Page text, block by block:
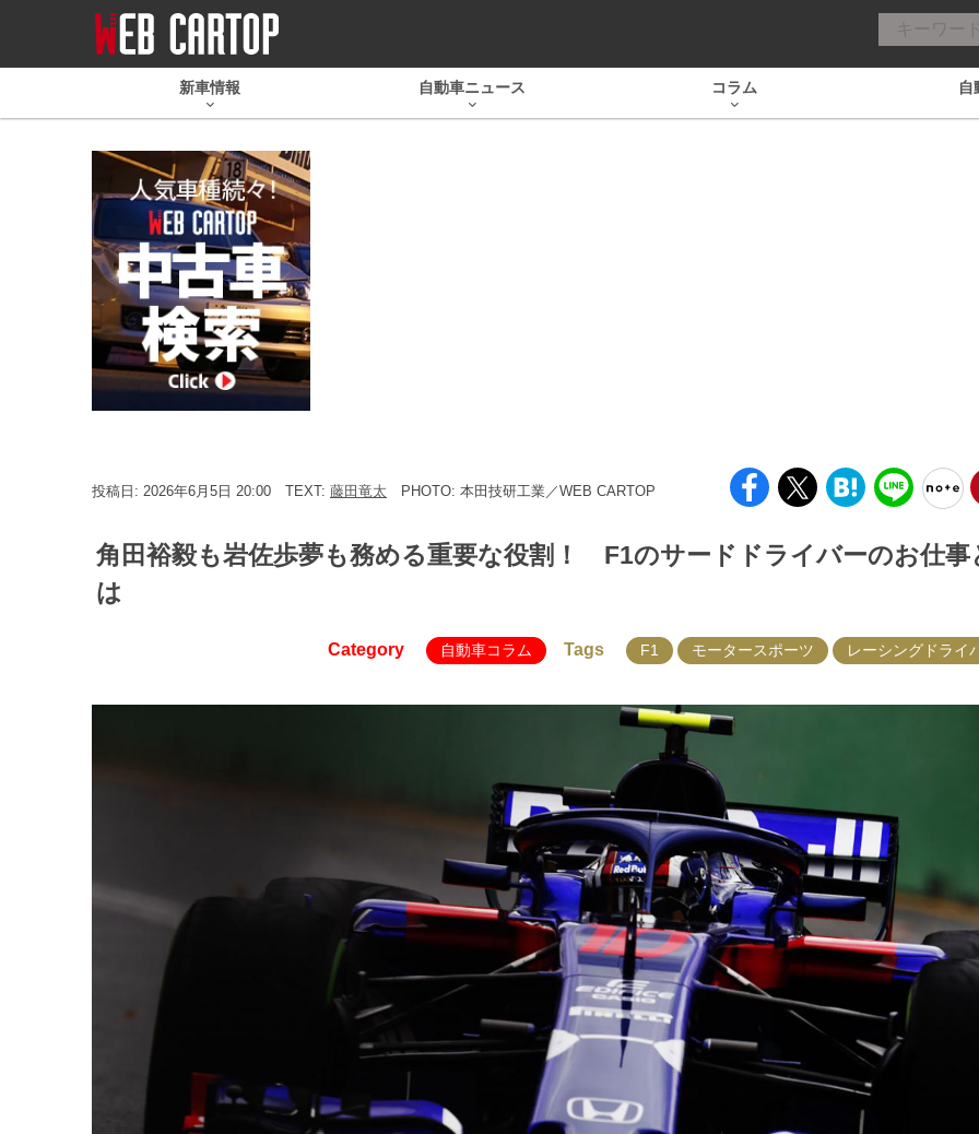
新車情報 自動車ニュース コラム 自
投稿日: 2026年6月5日 20:00 TEXT: 藤田竜太 PHOTO: 本田技研工業／WEB CARTOP
角田裕毅も岩佐歩夢も務める重要な役割！ F1のサードドライバーのお仕事
は
Category 自動車コラム Tags F1 モータースポーツ レーシングドライ